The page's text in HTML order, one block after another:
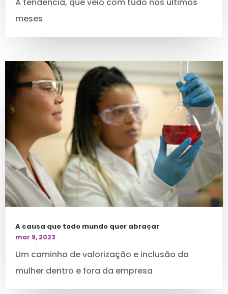
meses
A causa que todo mundo quer abraçar
mar 9, 2023
Um caminho de valorização e inclusão da
mulher dentro e fora da empresa